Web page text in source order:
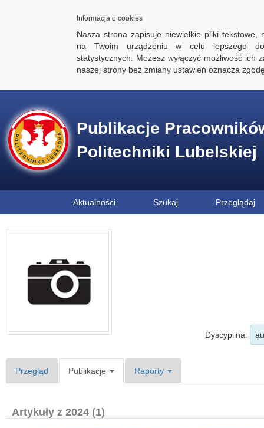
Informacja o cookies
Nasza strona zapisuje niewielkie pliki tekstowe,
na Twoim urządzeniu w celu lepszego
statystycznych. Możesz wyłączyć możliwość ich
naszej strony bez zmiany ustawień oznacza
Publikacje
Politechniki Lubelskiej
Aktualności Szukaj Przeglądaj
Dyscyplina:
Przegląd Publikacje Raporty
Artykuły z 2024 (1)